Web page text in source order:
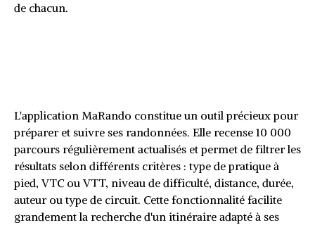
de chacun.
L'application MaRando constitue un outil précieux pour
préparer et suivre ses randonnées. Elle recense 10 000
parcours régulièrement actualisés et permet de filtrer les
résultats selon différents critères : type de pratique à
pied, VTC ou VTT, niveau de difficulté, distance, durée,
auteur ou type de circuit. Cette fonctionnalité facilite
grandement la recherche d'un itinéraire adapté à ses